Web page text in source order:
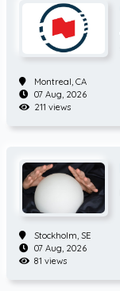
Montreal, CA
07 Aug, 2026
211 views
Stockholm, SE
07 Aug, 2026
81 views